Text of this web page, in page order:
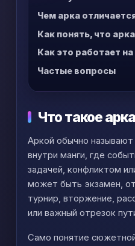
Чем арка
Как понять, что
Как это работает
Частые вопросы
Что такое
Аркой обычно
внутри манги, где
задачей, конфликтом
может быть экзамен,
турнир, вторжение,
или важный отрезок
Само понятие